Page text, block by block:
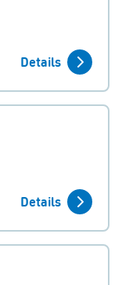
Details
Details